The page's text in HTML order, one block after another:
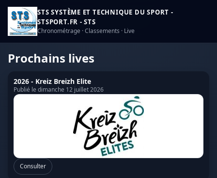
STS SYSTÈME ET TECHNIQUE DU SPORT -
STSPORT.FR - STS
Chronométrage · Classements · Live
Prochains lives
2026 - Kreiz Breizh Elite
Publié le dimanche 12 juillet 2026
Consulter